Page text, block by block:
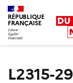
RÉPUBLIQUE
FRANÇAISE
L2315-29